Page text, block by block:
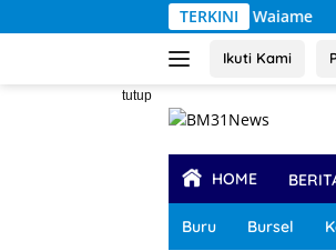
ke
TERKINI
Universitas
Ikuti Kami
tutup
HOME
Buru Bursel